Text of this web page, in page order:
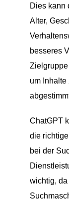
Dies kann
Alter,
besseres
um Inhalte
ChatGPT
die
bei der
wichtig,